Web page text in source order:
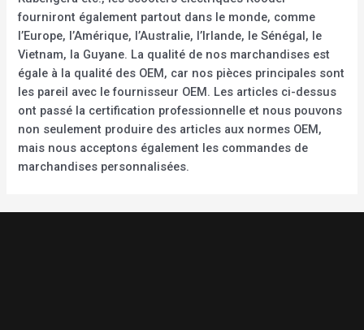
fourniront également partout dans le monde, comme
l’Europe, l’Amérique, l’Australie, l’Irlande, le Sénégal, le
Vietnam, la Guyane. La qualité de nos marchandises est
égale à la qualité des OEM, car nos pièces principales sont
les pareil avec le fournisseur OEM. Les articles ci-dessus
ont passé la certification professionnelle et nous pouvons
non seulement produire des articles aux normes OEM,
mais nous acceptons également les commandes de
marchandises personnalisées.